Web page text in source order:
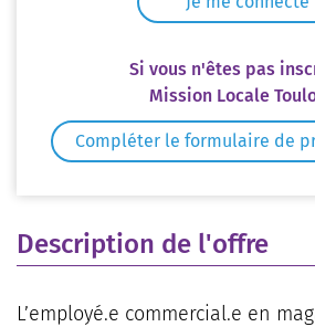
Description de l'offre
L’employé.e commercial.e en
Si vous n'êtes pas
Mission Locale
Compléter le formulaire de